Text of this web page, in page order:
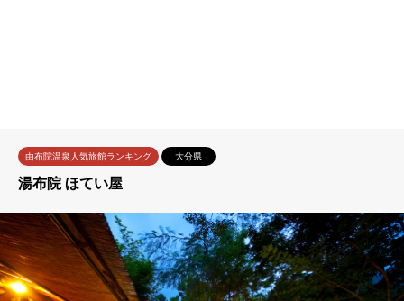
由布院温泉人気旅館ランキング 大分県
湯布院 ほてい屋